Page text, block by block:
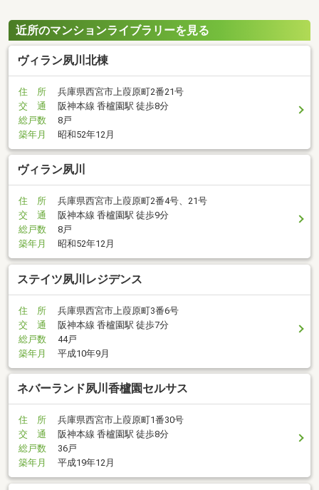
近所のマンションライブラリーを見る
ヴィラン夙川北棟
住 所
兵庫県西宮市上葭原町2番21号
交 通
阪神本線 香櫨園駅 徒歩8分
総戸数
8戸
築年月
昭和52年12月
ヴィラン夙川
住 所
兵庫県西宮市上葭原町2番4号、21号
交 通
阪神本線 香櫨園駅 徒歩9分
総戸数
8戸
築年月
昭和52年12月
ステイツ夙川レジデンス
住 所
兵庫県西宮市上葭原町3番6号
交 通
阪神本線 香櫨園駅 徒歩7分
総戸数
44戸
築年月
平成10年9月
ネバーランド夙川香櫨園セルサス
住 所
兵庫県西宮市上葭原町1番30号
交 通
阪神本線 香櫨園駅 徒歩8分
総戸数
36戸
築年月
平成19年12月